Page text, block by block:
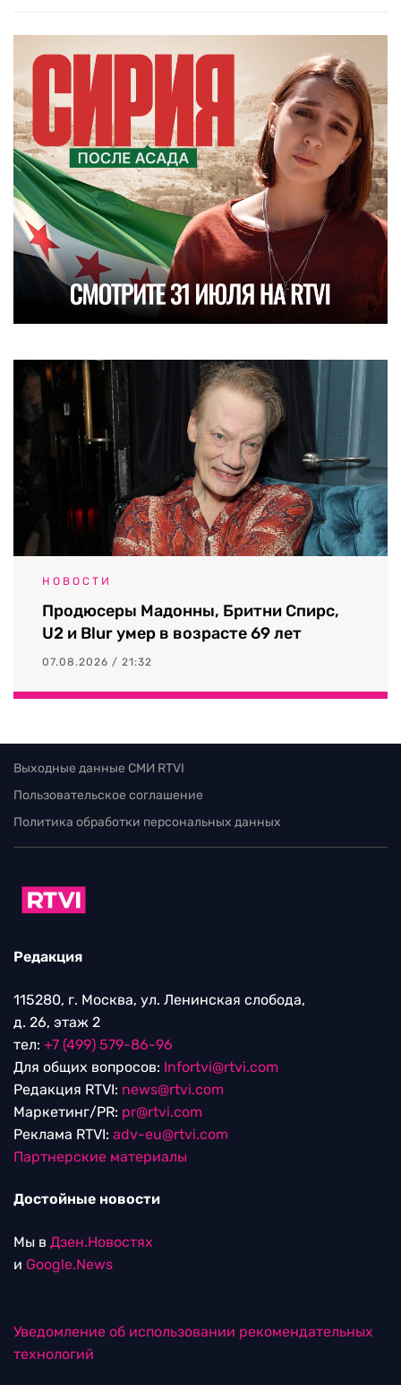
НОВОСТИ
Продюсеры Мадонны, Бритни Спирс,
U2 и Blur умер в возрасте 69 лет
07.08.2026 / 21:32
Выходные данные СМИ RTVI
Пользовательское соглашение
Политика обработки персональных данных
Редакция
115280, г. Москва, ул. Ленинская слобода,
д. 26, этаж 2
тел: +7 (499) 579-86-96
Для общих вопросов: Infortvi@rtvi.com
Редакция RTVI: news@rtvi.com
Маркетинг/PR: pr@rtvi.com
Реклама RTVI: adv-eu@rtvi.com
Партнерские материалы
Достойные новости
Мы в Дзен.Новостях
и Google.News
Уведомление об использовании рекомендательных
технологий